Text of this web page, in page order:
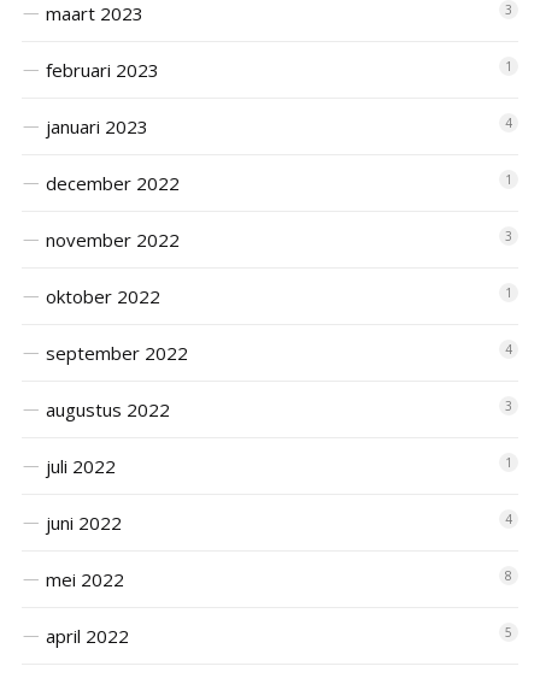
maart 2023 3
februari 2023 1
januari 2023 4
december 2022 1
november 2022 3
oktober 2022 1
september 2022 4
augustus 2022 3
juli 2022 1
juni 2022 4
mei 2022 8
april 2022 5